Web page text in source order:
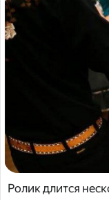
Ролик длится